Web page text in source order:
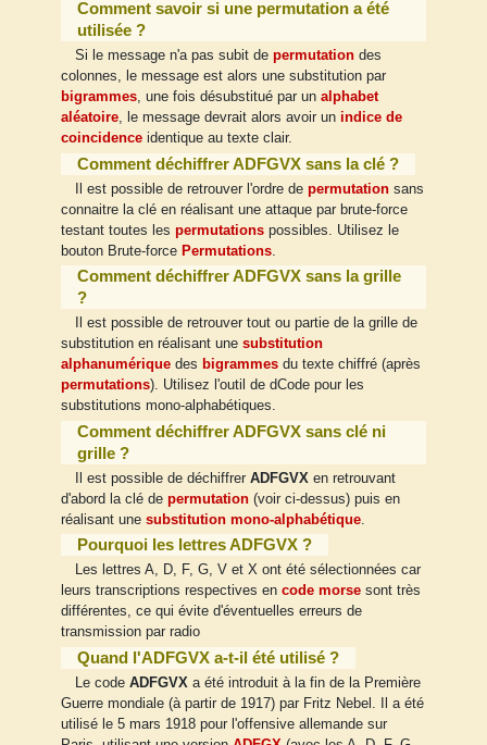
Comment savoir si une permutation a été
utilisée ?
Si le message n'a pas subit de permutationdes
colonnes, le message est alors une substitution par
bigrammes, une fois désubstitué par un alphabet
aléatoire, le message devrait alors avoir un indice de
coincidence identique au texte clair.
Comment déchiffrer ADFGVX sans la clé ?
Il est possible de retrouver l'ordre de permutationsans
connaitre la clé en réalisant une attaque par brute-force
testant toutes les permutations possibles. Utilisez le
bouton Brute-force Permutations
Comment déchiffrer ADFGVX sans la grille
?
Il est possible de retrouver tout ou partie de la grille de
substitution en réalisant une substitution
alphanumérique des bigrammes du texte chiffré (après
permutations). Utilisez l'outil de dCode pour les
substitutions mono-alphabétiques.
Comment déchiffrer ADFGVX sans clé ni
grille ?
Il est possible de déchiffrer ADFGVX en retrouvant
d'abord la clé de permutation (voir ci-dessus) puis en
réalisant une substitution mono-alphabétique
Pourquoi les lettres ADFGVX ?
Les lettres A, D, F, G, V et X ont été sélectionnées car
leurs transcriptions respectives en code morse sont très
différentes, ce qui évite d'éventuelles erreurs de
transmission par radio
Quand l'ADFGVX a-t-il été utilisé ?
Le code ADFGVX a été introduit à la fin de la Première
Guerre mondiale (à partir de 1917) par Fritz Nebel. Il a été
utilisé le 5 mars 1918 pour l'offensive allemande sur